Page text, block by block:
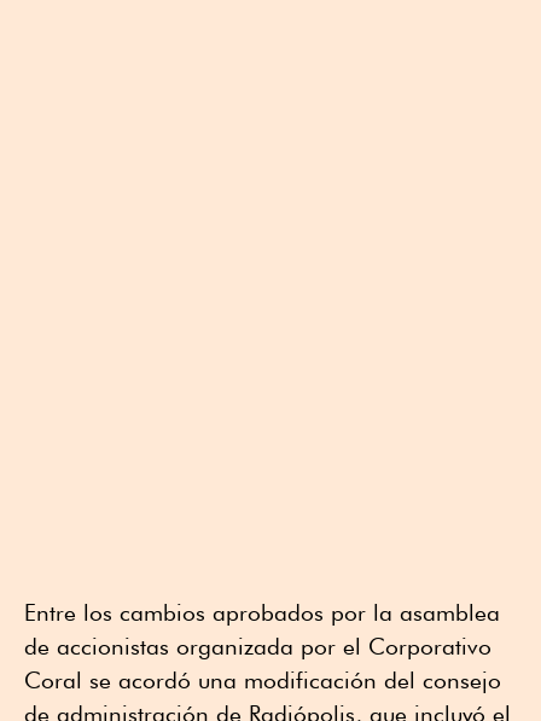
Entre los cambios aprobados por la asamblea
de accionistas organizada por el Corporativo
Coral se acordó una modificación del consejo
de administración de Radiópolis, que incluyó el